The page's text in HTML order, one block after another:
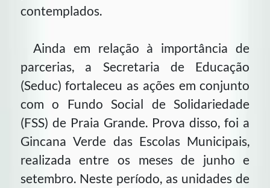
contemplados.
Ainda em relação à importância de
parcerias, a Secretaria de Educação
(Seduc) fortaleceu as ações em conjunto
com o Fundo Social de Solidariedade
(FSS) de Praia Grande. Prova disso, foi a
Gincana Verde das Escolas Municipais,
realizada entre os meses de junho e
setembro. Neste período, as unidades de